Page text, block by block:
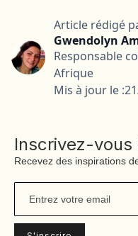
Article rédigé
Gwendolyn
Responsable
Afrique
Mis à jour le :
Inscrivez-
Recevez des inspirations